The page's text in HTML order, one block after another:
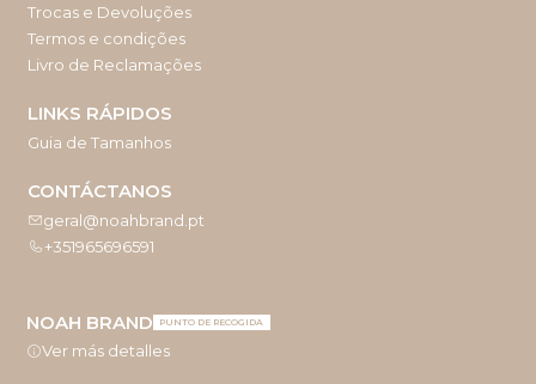
Trocas e Devoluções
Termos e condições
Livro de Reclamações
LINKS RÁPIDOS
Guia de Tamanhos
CONTÁCTANOS
geral@noahbrand.pt
+351965696591
NOAH BRAND PUNTO DE RECOGIDA
Ver más detalles